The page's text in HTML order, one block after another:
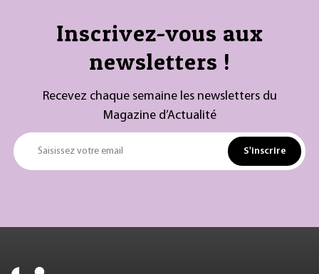
Inscrivez-vous aux
newsletters !
Recevez chaque semaine les newsletters du
Magazine d’Actualité
Saisissez votre email S'inscrire